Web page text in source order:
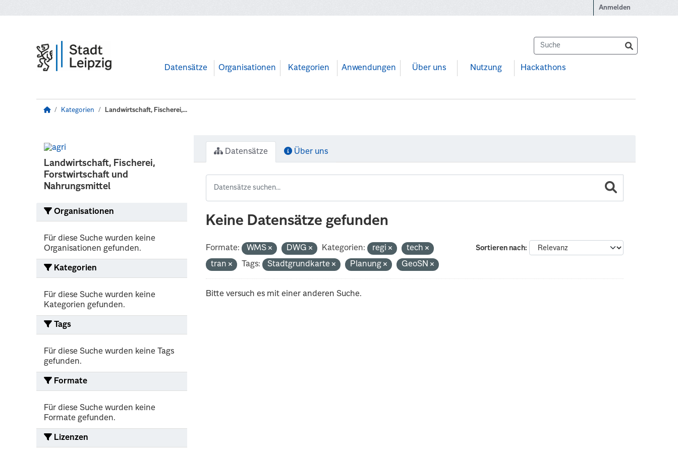
Anmelden
Datensätze Organisationen Kategorien Anwendungen Über uns Nutzung Hackathons
Kategorien Landwirtschaft, Fischerei,...
Landwirtschaft, Fischerei,
Forstwirtschaft und
Nahrungsmittel
Organisationen
Für diese Suche wurden keine
Organisationen gefunden.
Kategorien
Für diese Suche wurden keine
Kategorien gefunden.
Tags
Für diese Suche wurden keine Tags
gefunden.
Formate
Für diese Suche wurden keine
Formate gefunden.
Lizenzen
Datensätze Über uns
Keine Datensätze gefunden
Sortieren nach
Formate: WMS DWG Kategorien: regi
tech
tran
Tags: Stadtgrundkarte Planung GeoSN
Bitte versuch es mit einer anderen Suche.